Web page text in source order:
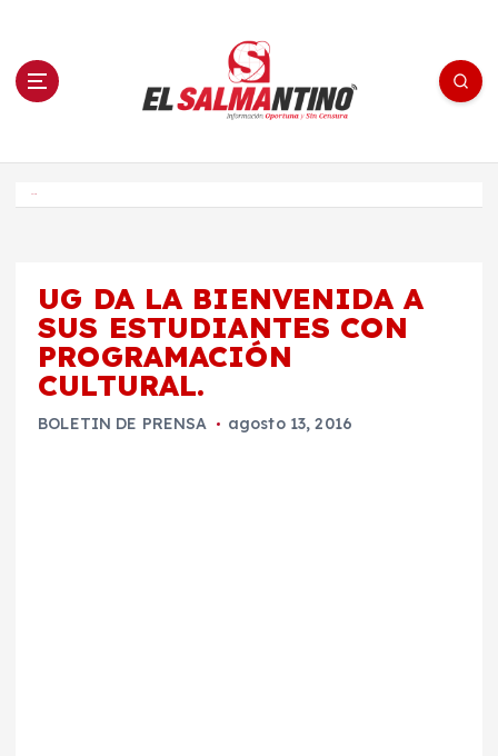
n El Salmantino - medios/noticias/editorial
UG DA LA BIENVENIDA A
SUS ESTUDIANTES CON
PROGRAMACIÓN
CULTURAL.
BOLETIN DE PRENSA agosto 13, 2016